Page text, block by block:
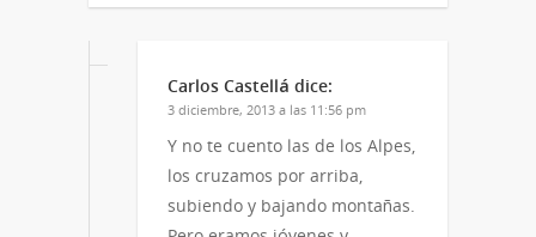
Carlos Castellá dice:
3 diciembre, 2013 a las 11:56 pm
Y no te cuento las de los Alpes,
los cruzamos por arriba,
subiendo y bajando montañas.